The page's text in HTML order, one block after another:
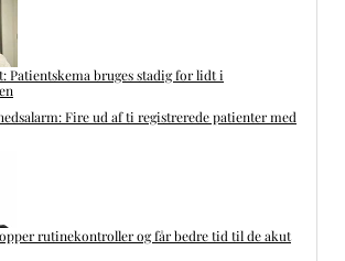
Patientskema bruges stadig for lidt i
Fire ud af ti registrerede patienter med
rutinekontroller og får bedre tid til de akut